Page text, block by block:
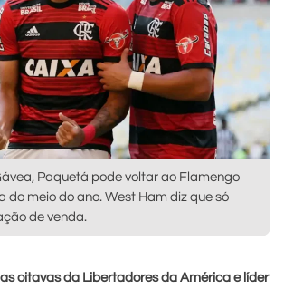
Paquetá pode voltar ao Flamengo
do meio do ano. West Ham diz que só
de venda.
oitavas da Libertadores da América e líder